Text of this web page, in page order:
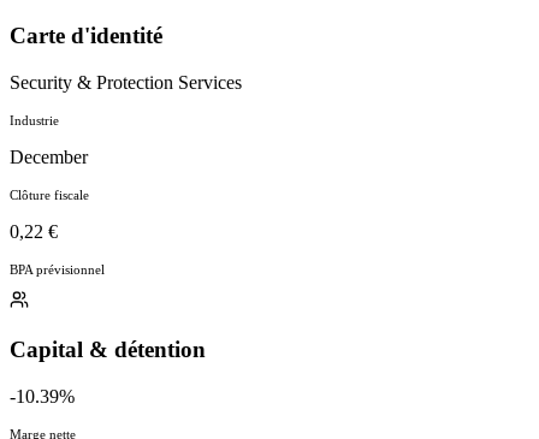
Carte d'identité
Security & Protection Services
Industrie
December
Clôture fiscale
0,22 €
BPA prévisionnel
Capital & détention
-10.39%
Marge nette